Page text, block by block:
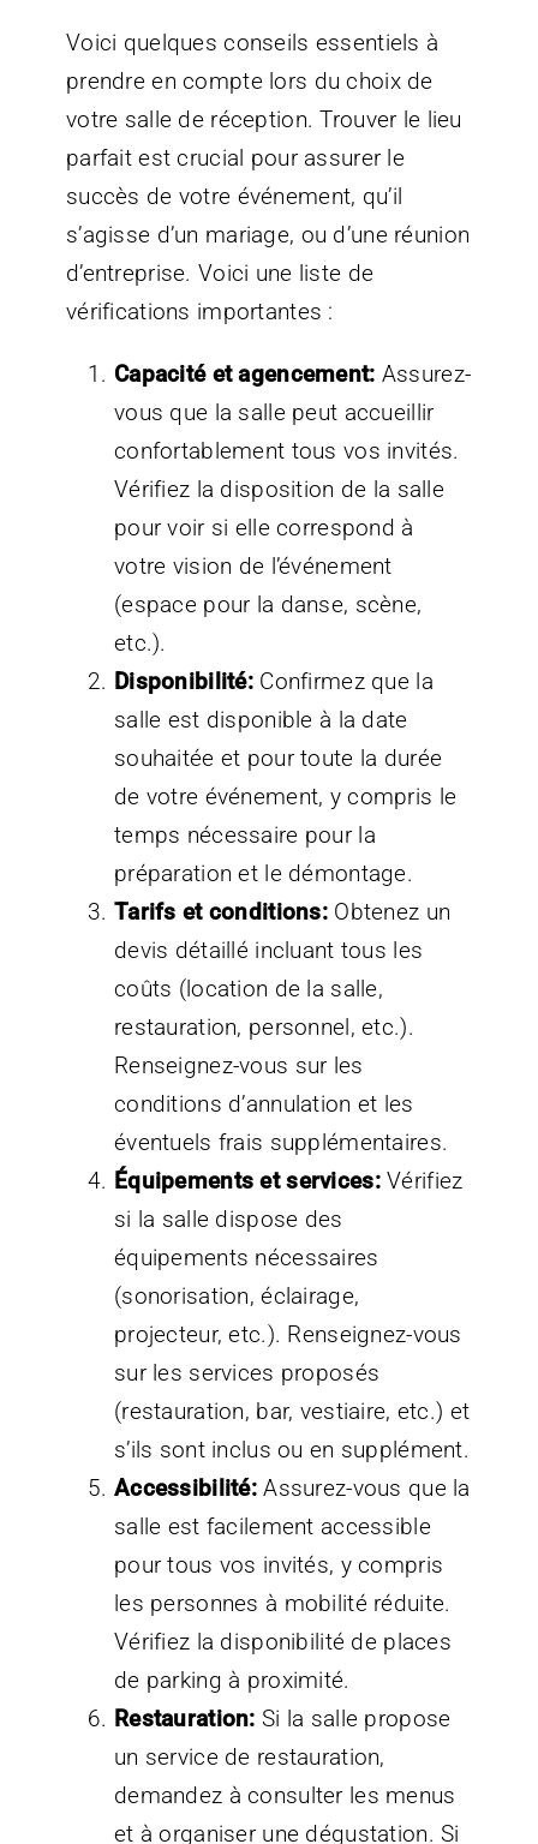
Voici quelques conseils essentiels à
prendre en compte lors du choix de
votre salle de réception. Trouver le lieu
parfait est crucial pour assurer le
succès de votre événement, qu’il
s’agisse d’un mariage, ou d’une réunion
d’entreprise. Voici une liste de
vérifications importantes :
Capacité et agencement: Assurez-
vous que la salle peut accueillir
confortablement tous vos invités.
Vérifiez la disposition de la salle
pour voir si elle correspond à
votre vision de l’événement
(espace pour la danse, scène,
etc.).
Disponibilité:Confirmez que la
salle est disponible à la date
souhaitée et pour toute la durée
de votre événement, y compris le
temps nécessaire pour la
préparation et le démontage.
Tarifs et conditions:Obtenez un
devis détaillé incluant tous les
coûts (location de la salle,
restauration, personnel, etc.).
Renseignez-vous sur les
conditions d’annulation et les
éventuels frais supplémentaires.
Équipements et services:Vérifiez
si la salle dispose des
équipements nécessaires
(sonorisation, éclairage,
projecteur, etc.). Renseignez-vous
sur les services proposés
(restauration, bar, vestiaire, etc.) et
s’ils sont inclus ou en supplément.
Accessibilité:Assurez-vous que la
salle est facilement accessible
pour tous vos invités, y compris
les personnes à mobilité réduite.
Vérifiez la disponibilité de places
de parking à proximité.
Restauration: Si la salle propose
un service de restauration,
demandez à consulter les menus
et à organiser une dégustation. Si